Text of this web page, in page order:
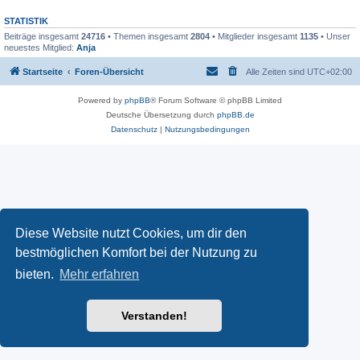
Diese Website nutzt Cookies, um dir den
bestmöglichen Komfort bei der Nutzung zu
bieten. Mehr erfahren
Verstanden!
STATISTIK
Beiträge insgesamt 24716 • Themen insgesamt 2804 • Mitglieder insgesamt 1135 • Unser
neuestes Mitglied: Anja
Startseite Foren-Übersicht Alle Zeiten sind UTC+02:00
Powered by phpBB® Forum Software © phpBB Limited
Deutsche Übersetzung durch phpBB.de
Datenschutz| Nutzungsbedingungen